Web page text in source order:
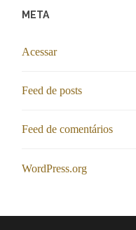
META
Acessar
Feed de posts
Feed de comentários
WordPress.org